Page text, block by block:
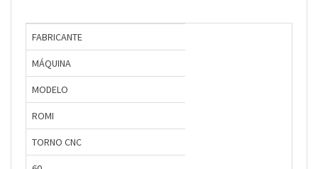
FABRICANTE
MÁQUINA
MODELO
ROMI
TORNO CNC